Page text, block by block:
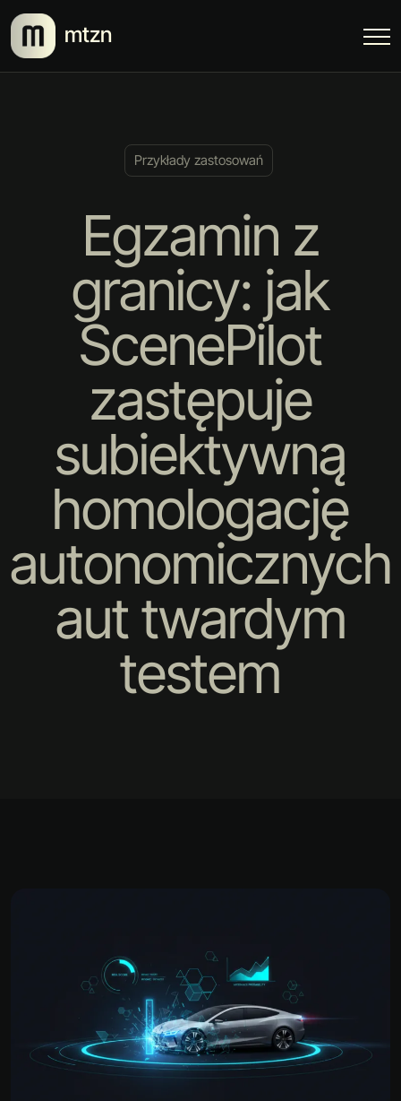
mtzn
Przykłady zastosowań
Egzamin z
granicy: jak
ScenePilot
zastępuje
subiektywną
homologację
autonomicznych
aut twardym
testem